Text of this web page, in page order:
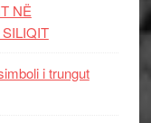
NË
i trungut